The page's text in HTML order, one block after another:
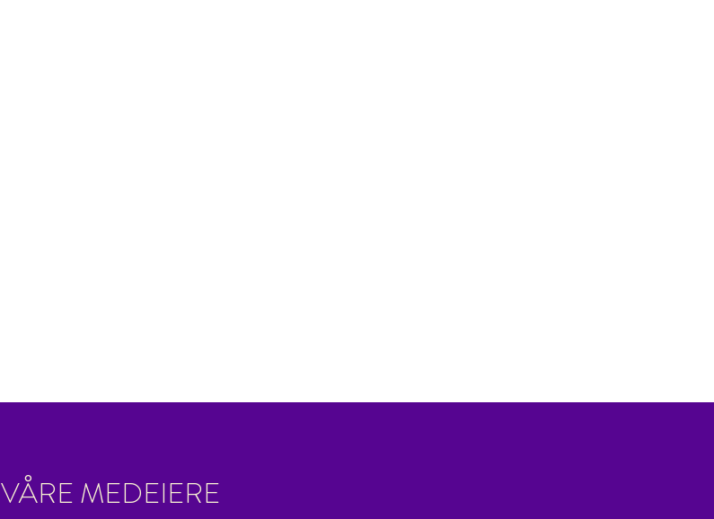
VÅRE MEDEIERE